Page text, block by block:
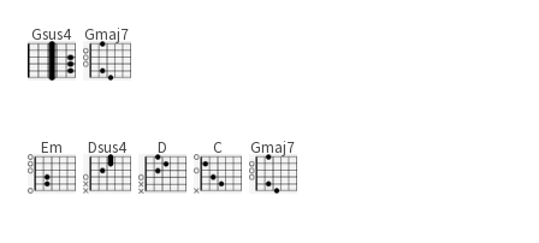
Gsus4 Gmaj7
Em Dsus4 D C Gmaj7